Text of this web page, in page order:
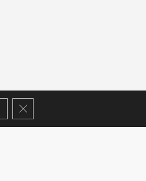
Cerrar el banner de cookies RGPD